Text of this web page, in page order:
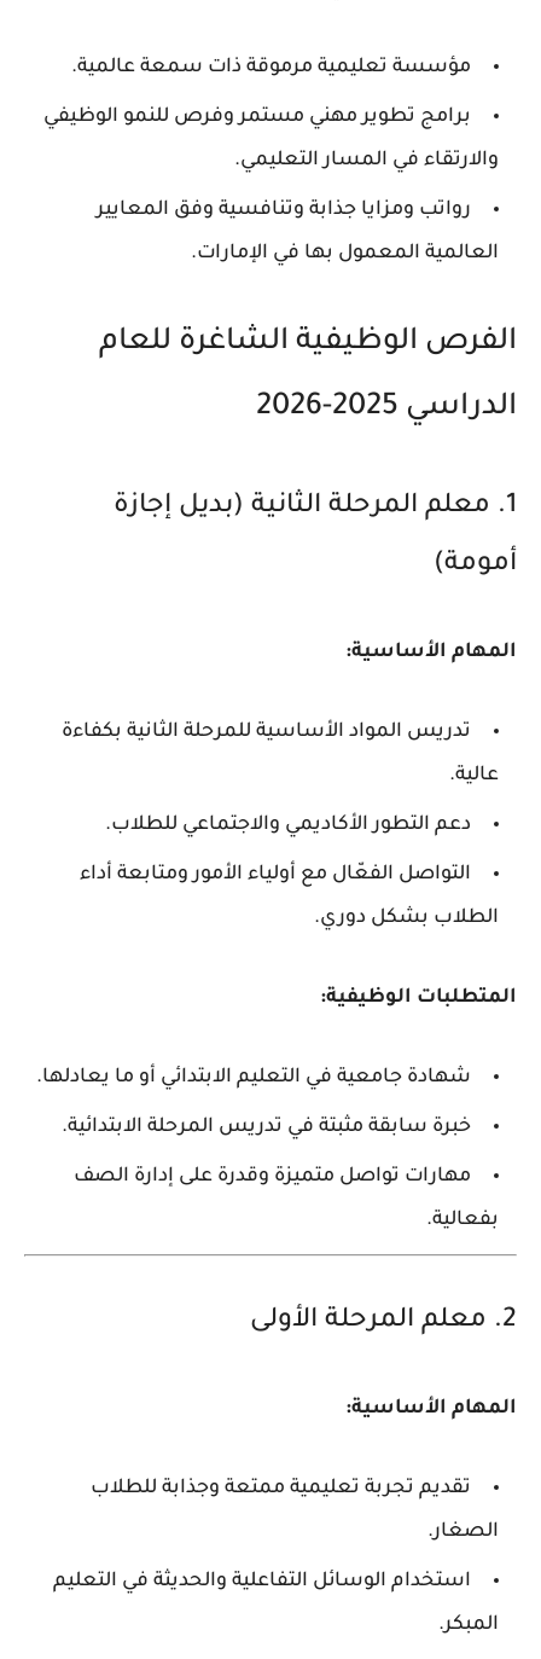
مؤسسة تعليمية مرموقة ذات سمعة عالمية.
برامج تطوير مهني مستمر وفرص للنمو الوظيفي
والارتقاء في المسار التعليمي.
رواتب ومزايا جذابة وتنافسية وفق المعايير
العالمية المعمول بها في الإمارات.
الفرص الوظيفية الشاغرة للعام
الدراسي 2025-2026
1. معلم المرحلة الثانية (بديل إجازة
أمومة)
المهام الأساسية:
تدريس المواد الأساسية للمرحلة الثانية بكفاءة
عالية.
دعم التطور الأكاديمي والاجتماعي للطلاب.
التواصل الفعّال مع أولياء الأمور ومتابعة أداء
الطلاب بشكل دوري.
المتطلبات الوظيفية:
شهادة جامعية في التعليم الابتدائي أو ما يعادلها.
خبرة سابقة مثبتة في تدريس المرحلة الابتدائية.
مهارات تواصل متميزة وقدرة على إدارة الصف
بفعالية.
2. معلم المرحلة الأولى
المهام الأساسية:
تقديم تجربة تعليمية ممتعة وجذابة للطلاب
الصغار.
استخدام الوسائل التفاعلية والحديثة في التعليم
المبكر.